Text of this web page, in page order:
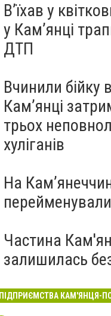
Вʼїхав у
у Камʼянці
ДТП
Вчинили бійку
Кам’янці
трьох
хуліганів
На
Частина
залишилась
ПІДПРИЄМСТВА КАМ'ЯНЦЯ-